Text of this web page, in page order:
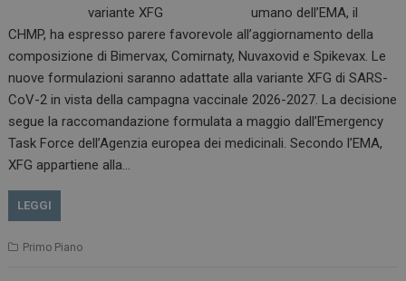
umano dell’EMA, il
CHMP, ha espresso parere favorevole all’aggiornamento della
composizione di Bimervax, Comirnaty, Nuvaxovid e Spikevax. Le
nuove formulazioni saranno adattate alla variante XFG di SARS-
CoV-2 in vista della campagna vaccinale 2026-2027. La decisione
segue la raccomandazione formulata a maggio dall’Emergency
Task Force dell’Agenzia europea dei medicinali. Secondo l’EMA,
XFG appartiene alla…
LEGGI
Primo Piano
2 giorni
ARRAffinity
Microsoft Corporation
.www.dailyhealthindustry.it
Sessione